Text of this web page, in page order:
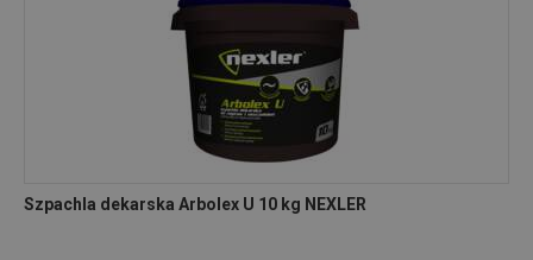
Szpachla dekarska Arbolex U 10 kg NEXLER